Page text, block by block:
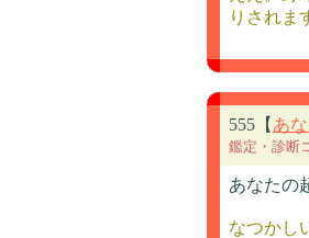
りされま
555【 あ
鑑定・診断
あなたの
なつかし